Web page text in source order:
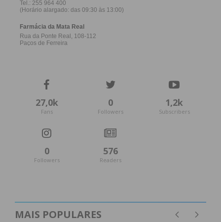
Eu li e concordo com os
27,0k
Fans
0
Followers
1,2k
Subscribers
0
Followers
576
Readers
MAIS POPULARES